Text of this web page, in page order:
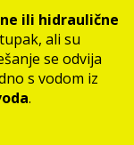
ili hidraulične
ali su
se odvija
s vodom iz
.